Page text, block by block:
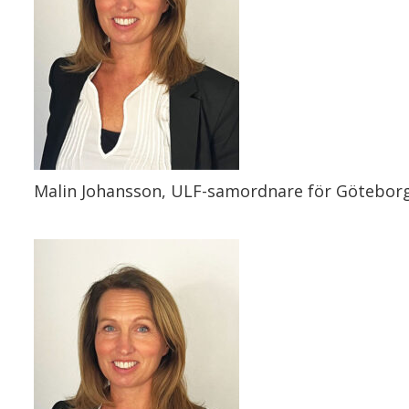
Malin Johansson, ULF-samordnare för